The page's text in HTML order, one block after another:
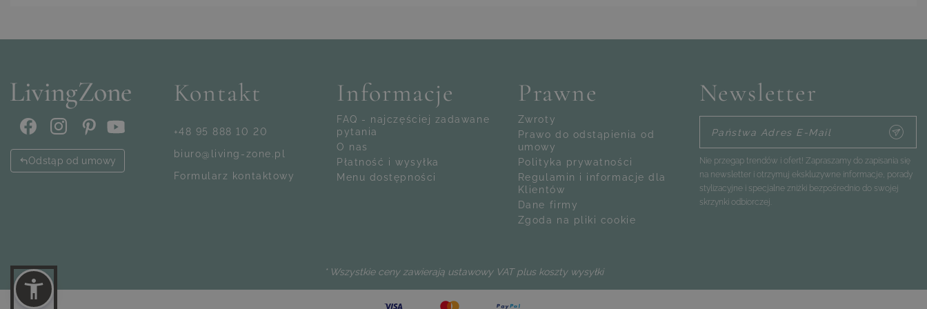
Verdeckte Reißverschlüsse
In weiteren Farben erhältlich
1 x Bezug Set Montpellier - crema
Pn–Pt, 10–17
+48958881020
biuro@living-zone.pl
Odstąp od umowy
Kontakt
+48 95 888 10 20
biuro@living-zone.pl
Formularz kontaktowy
Informacje
FAQ - najczęściej zadawane
pytania
O nas
Płatność i wysyłka
Menu dostępności
Prawne
Zwroty
Prawo do odstąpienia od
umowy
Polityka prywatności
Regulamin i informacje dla
Klientów
Dane firmy
Zgoda na pliki cookie
Newsletter
Państwa Adres E-Mail
Nie przegap trendów i ofert! Zapraszamy do zapisania się
na newsletter i otrzymuj ekskluzywne informacje, porady
stylizacyjne i specjalne zniżki bezpośrednio do swojej
skrzynki odbiorczej.
* Wszystkie ceny zawierają ustawowy VAT plus koszty wysyłki